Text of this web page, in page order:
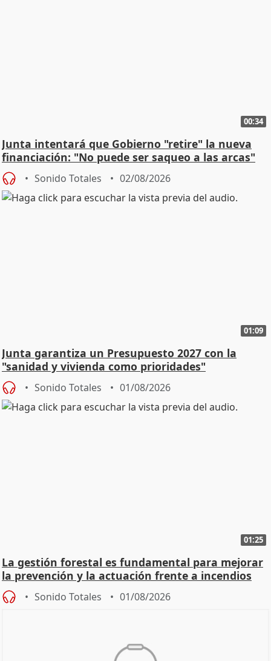
00:34
Junta intentará que Gobierno "retire" la nueva
financiación: "No puede ser saqueo a las arcas"
Sonido Totales 02/08/2026
01:09
Junta garantiza un Presupuesto 2027 con la
"sanidad y vivienda como prioridades"
Sonido Totales 01/08/2026
01:25
La gestión forestal es fundamental para mejorar
la prevención y la actuación frente a incendios
Sonido Totales 01/08/2026